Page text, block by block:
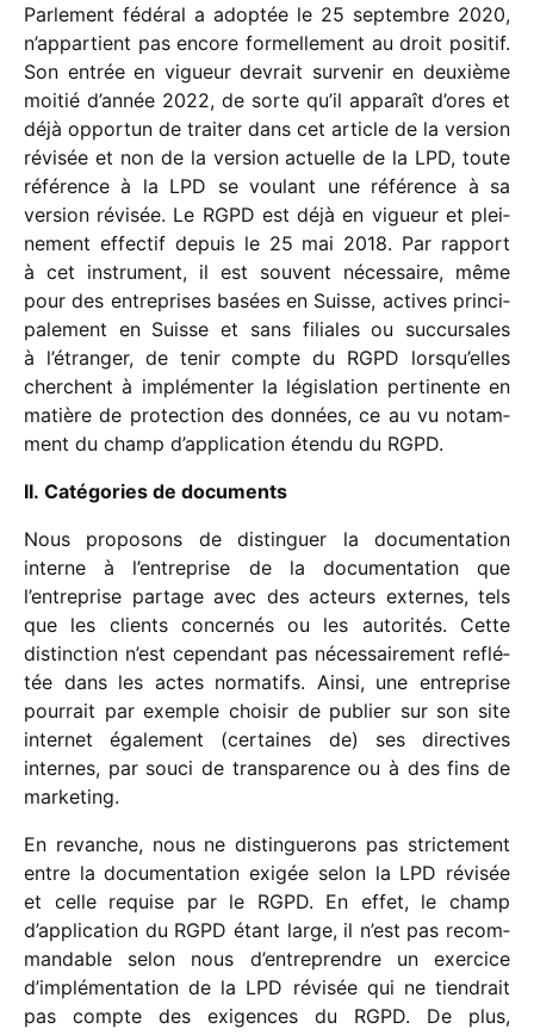
Parlement fédé­ral a adop­tée le 25 septembre 2020,
n’appartient pas encore formel­le­ment au droit posi­tif.
Son entrée en vigueur devrait surve­nir en deuxième
moitié d’année 2022, de sorte qu’il appa­raît d’ores et
déjà oppor­tun de trai­ter dans cet article de la version
révi­sée et non de la version actuelle de la LPD, toute
réfé­rence à la LPD se voulant une réfé­rence à sa
version révi­sée. Le RGPD est déjà en vigueur et plei­
ne­ment effec­tif depuis le 25 mai 2018. Par rapport
à cet instru­ment, il est souvent néces­saire, même
pour des entre­prises basées en Suisse, actives prin­ci­
pa­le­ment en Suisse et sans filiales ou succur­sales
à l’étranger, de tenir compte du RGPD lorsqu’elles
cherchent à implé­men­ter la légis­la­tion perti­nente en
matière de protec­tion des données, ce au vu notam­
ment du champ d’application étendu du RGPD.
II. Catégories de documents
Nous propo­sons de distin­guer la docu­men­ta­tion
interne à l’entreprise de la docu­men­ta­tion que
l’entreprise partage avec des acteurs externes, tels
que les clients concer­nés ou les auto­ri­tés. Cette
distinc­tion n’est cepen­dant pas néces­sai­re­ment reflé­
tée dans les actes norma­tifs. Ainsi, une entre­prise
pour­rait par exemple choi­sir de publier sur son site
inter­net égale­ment (certaines de) ses direc­tives
internes, par souci de trans­pa­rence ou à des fins de
marketing.
En revanche, nous ne distin­gue­rons pas stric­te­ment
entre la docu­men­ta­tion exigée selon la LPD révi­sée
et celle requise par le RGPD. En effet, le champ
d’application du RGPD étant large, il n’est pas recom­
man­dable selon nous d’entreprendre un exer­cice
d’implémentation de la LPD révi­sée qui ne tien­drait
pas compte des exigences du RGPD. De plus,